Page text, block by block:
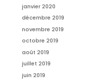
janvier 2020
décembre 2019
novembre 2019
octobre 2019
août 2019
juillet 2019
juin 2019